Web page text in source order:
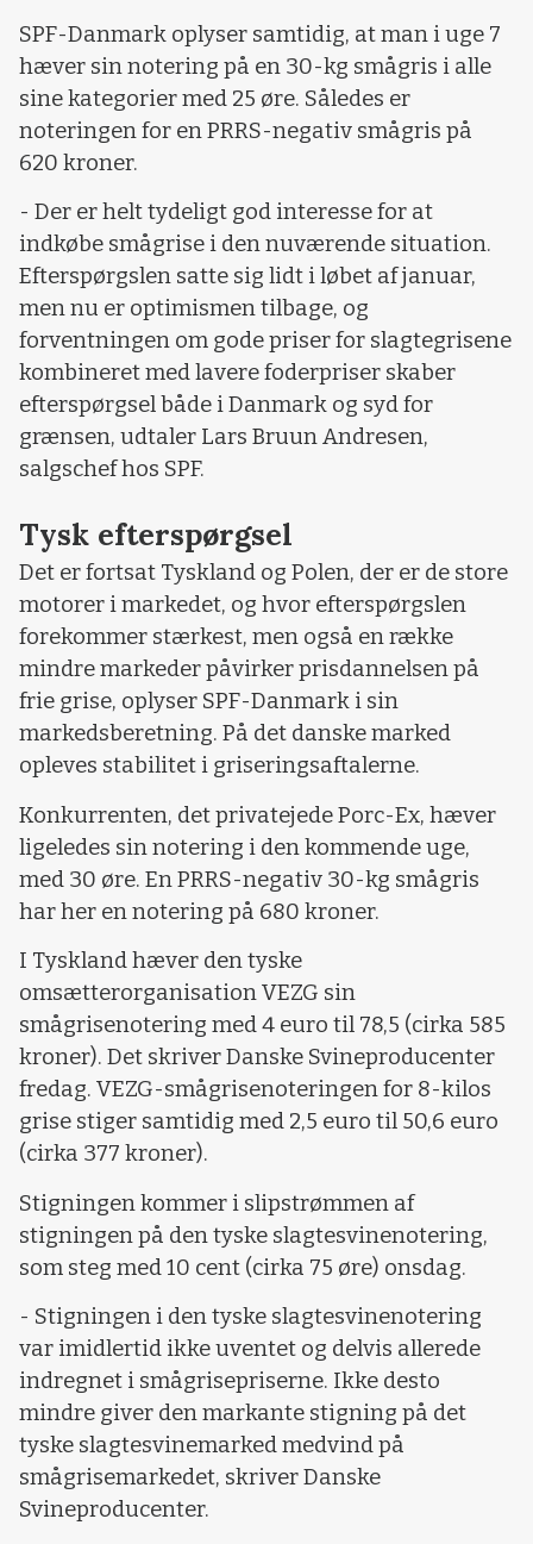
SPF-Danmark oplyser samtidig, at man i uge 7
hæver sin notering på en 30-kg smågris i alle
sine kategorier med 25 øre. Således er
noteringen for en PRRS-negativ smågris på
620 kroner.
- Der er helt tydeligt god interesse for at
indkøbe smågrise i den nuværende situation.
Efterspørgslen satte sig lidt i løbet af januar,
men nu er optimismen tilbage, og
forventningen om gode priser for slagtegrisene
kombineret med lavere foderpriser skaber
efterspørgsel både i Danmark og syd for
grænsen, udtaler Lars Bruun Andresen,
salgschef hos SPF.
Tysk efterspørgsel
Det er fortsat Tyskland og Polen, der er de store
motorer i markedet, og hvor efterspørgslen
forekommer stærkest, men også en række
mindre markeder påvirker prisdannelsen på
frie grise, oplyser SPF-Danmark i sin
markedsberetning. På det danske marked
opleves stabilitet i griseringsaftalerne.
Konkurrenten, det privatejede Porc-Ex, hæver
ligeledes sin notering i den kommende uge,
med 30 øre. En PRRS-negativ 30-kg smågris
har her en notering på 680 kroner.
I Tyskland hæver den tyske
omsætterorganisation VEZG sin
smågrisenotering med 4 euro til 78,5 (cirka 585
kroner). Det skriver Danske Svineproducenter
fredag. VEZG-smågrisenoteringen for 8-kilos
grise stiger samtidig med 2,5 euro til 50,6 euro
(cirka 377 kroner).
Stigningen kommer i slipstrømmen af
stigningen på den tyske slagtesvinenotering,
som steg med 10 cent (cirka 75 øre) onsdag.
- Stigningen i den tyske slagtesvinenotering
var imidlertid ikke uventet og delvis allerede
indregnet i smågrisepriserne. Ikke desto
mindre giver den markante stigning på det
tyske slagtesvinemarked medvind på
smågrisemarkedet, skriver Danske
Svineproducenter.